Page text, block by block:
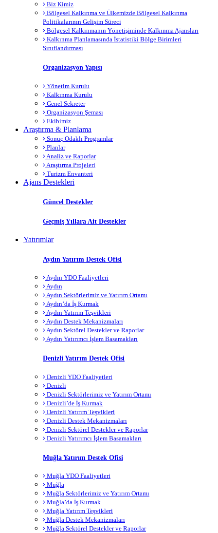
Biz Kimiz
Bölgesel Kalkınma ve Ülkemizde Bölgesel Kalkınma
Politikalarının Gelişim Süreci
Bölgesel Kalkınmanın Yönetişiminde Kalkınma Ajansları
Kalkınma Planlamasında İstatistiki Bölge Birimleri
Sınıflandırması
Organizasyon Yapısı
Yönetim Kurulu
Kalkınma Kurulu
Genel Sekreter
Organizasyon Şeması
Ekibimiz
Araştırma & Planlama
Sonuç Odaklı Programlar
Planlar
Analiz ve Raporlar
Araştırma Projeleri
Turizm Envanteri
Ajans Destekleri
Güncel Destekler
Geçmiş Yıllara Ait Destekler
Yatırımlar
Aydın Yatırım Destek Ofisi
Aydın YDO Faaliyetleri
Aydın
Aydın Sektörlerimiz ve Yatırım Ortamı
Aydın’da İş Kurmak
Aydın Yatırım Teşvikleri
Aydın Destek Mekanizmaları
Aydın Sektörel Destekler ve Raporlar
Aydın Yatırımcı İşlem Basamakları
Denizli Yatırım Destek Ofisi
Denizli YDO Faaliyetleri
Denizli
Denizli Sektörlerimiz ve Yatırım Ortamı
Denizli’de İş Kurmak
Denizli Yatırım Teşvikleri
Denizli Destek Mekanizmaları
Denizli Sektörel Destekler ve Raporlar
Denizli Yatırımcı İşlem Basamakları
Muğla Yatırım Destek Ofisi
Muğla YDO Faaliyetleri
Muğla
Muğla Sektörlerimiz ve Yatırım Ortamı
Muğla’da İş Kurmak
Muğla Yatırım Teşvikleri
Muğla Destek Mekanizmaları
Muğla Sektörel Destekler ve Raporlar